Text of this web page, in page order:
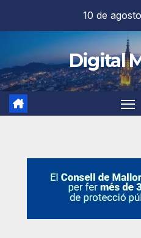
contenido
10 de
Digital